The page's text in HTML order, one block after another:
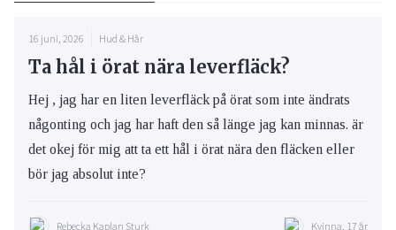
16 juni, 2026 Hud & Hår
Ta hål i örat nära leverfläck?
Hej , jag har en liten leverfläck på örat som inte ändrats
någonting och jag har haft den så länge jag kan minnas. är
det okej för mig att ta ett hål i örat nära den fläcken eller
bör jag absolut inte?
Rebecka Kaplan Sturk Kvinna, 17 år